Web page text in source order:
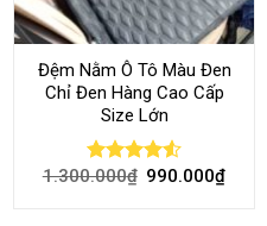
Đệm Nằm Ô Tô Màu Đen
Chỉ Đen Hàng Cao Cấp
Size Lớn
Rated 4.54
1.300.000₫ 990.000₫